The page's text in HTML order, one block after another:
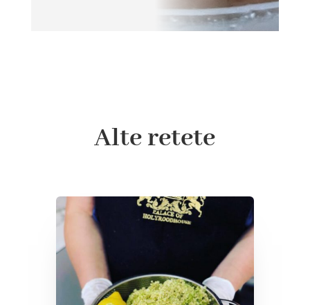
Alte retete